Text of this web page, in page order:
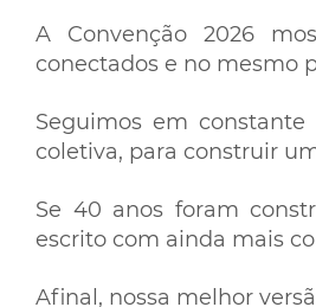
A Convenção 2026
conectados e no mesmo
Seguimos em
coletiva, para construir
Se 40 anos foram
escrito com ainda mais
Afinal, nossa melhor